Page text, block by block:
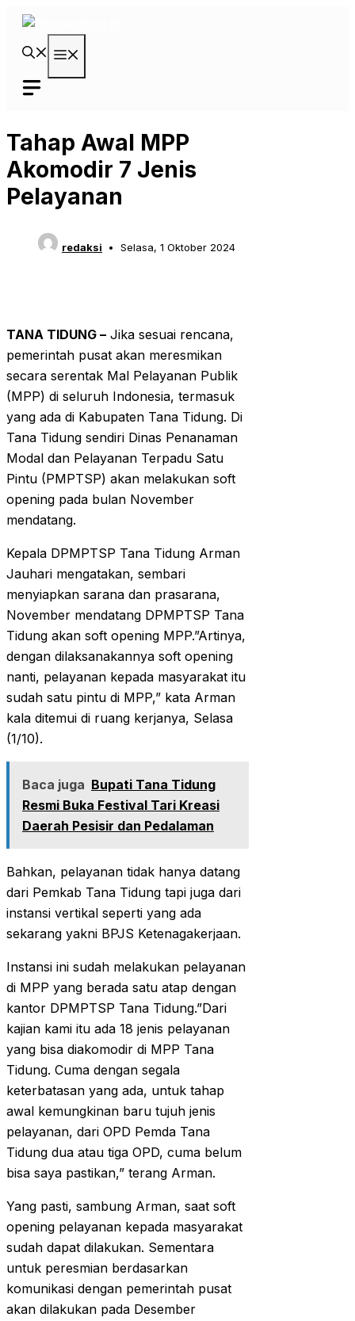
Langsung
Tahap Awal MPP
Akomodir 7 Jenis
Pelayanan
redaksi Selasa, 1 Oktober 2024
TANA TIDUNG – Jika sesuai rencana,
pemerintah pusat akan meresmikan
secara serentak Mal Pelayanan Publik
(MPP) di seluruh Indonesia, termasuk
yang ada di Kabupaten Tana Tidung. Di
Tana Tidung sendiri Dinas Penanaman
Modal dan Pelayanan Terpadu Satu
Pintu (PMPTSP) akan melakukan soft
opening pada bulan November
mendatang.
Kepala DPMPTSP Tana Tidung Arman
Jauhari mengatakan, sembari
menyiapkan sarana dan prasarana,
November mendatang DPMPTSP Tana
Tidung akan soft opening MPP.”Artinya,
dengan dilaksanakannya soft opening
nanti, pelayanan kepada masyarakat itu
sudah satu pintu di MPP,” kata Arman
kala ditemui di ruang kerjanya, Selasa
(1/10).
Baca juga Bupati Tana Tidung
Resmi Buka Festival Tari Kreasi
Daerah Pesisir dan Pedalaman
Bahkan, pelayanan tidak hanya datang
dari Pemkab Tana Tidung tapi juga dari
instansi vertikal seperti yang ada
sekarang yakni BPJS Ketenagakerjaan.
Instansi ini sudah melakukan pelayanan
di MPP yang berada satu atap dengan
kantor DPMPTSP Tana Tidung.”Dari
kajian kami itu ada 18 jenis pelayanan
yang bisa diakomodir di MPP Tana
Tidung. Cuma dengan segala
keterbatasan yang ada, untuk tahap
awal kemungkinan baru tujuh jenis
pelayanan, dari OPD Pemda Tana
Tidung dua atau tiga OPD, cuma belum
bisa saya pastikan,” terang Arman.
Yang pasti, sambung Arman, saat soft
opening pelayanan kepada masyarakat
sudah dapat dilakukan. Sementara
untuk peresmian berdasarkan
komunikasi dengan pemerintah pusat
akan dilakukan pada Desember